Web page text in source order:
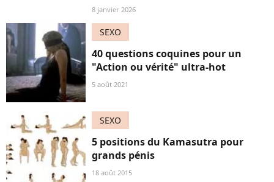
8 janvier 2026
SEXO
40 questions coquines pour un
"Action ou vérité" ultra-hot
5 août 2021
SEXO
5 positions du Kamasutra pour
grands pénis
18 août 2015